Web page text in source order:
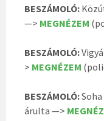
BESZÁMOLÓ:
—> MEGNÉZEM
BESZÁMOLÓ:
> MEGNÉZEM
BESZÁMOLÓ:
árulta —>